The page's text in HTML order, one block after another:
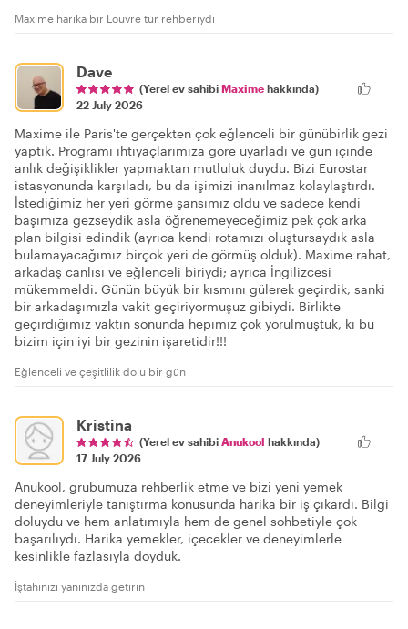
Maxime harika bir Louvre tur rehberiydi
Dave
(Yerel ev sahibi Maxime hakkında)
22 July 2026
Maxime ile Paris'te gerçekten çok eğlenceli bir günübirlik gezi
yaptık. Programı ihtiyaçlarımıza göre uyarladı ve gün içinde
anlık değişiklikler yapmaktan mutluluk duydu. Bizi Eurostar
istasyonunda karşıladı, bu da işimizi inanılmaz kolaylaştırdı.
İstediğimiz her yeri görme şansımız oldu ve sadece kendi
başımıza gezseydik asla öğrenemeyeceğimiz pek çok arka
plan bilgisi edindik (ayrıca kendi rotamızı oluştursaydık asla
bulamayacağımız birçok yeri de görmüş olduk). Maxime rahat,
arkadaş canlısı ve eğlenceli biriydi; ayrıca İngilizcesi
mükemmeldi. Günün büyük bir kısmını gülerek geçirdik, sanki
bir arkadaşımızla vakit geçiriyormuşuz gibiydi. Birlikte
geçirdiğimiz vaktin sonunda hepimiz çok yorulmuştuk, ki bu
bizim için iyi bir gezinin işaretidir!!!
Eğlenceli ve çeşitlilik dolu bir gün
Kristina
(Yerel ev sahibi Anukool hakkında)
17 July 2026
Anukool, grubumuza rehberlik etme ve bizi yeni yemek
deneyimleriyle tanıştırma konusunda harika bir iş çıkardı. Bilgi
doluydu ve hem anlatımıyla hem de genel sohbetiyle çok
başarılıydı. Harika yemekler, içecekler ve deneyimlerle
kesinlikle fazlasıyla doyduk.
İştahınızı yanınızda getirin